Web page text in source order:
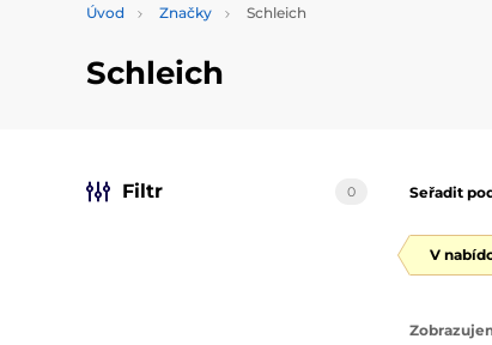
Úvod Značky Schleich
Schleich
Filtr 0 Seřadit
V